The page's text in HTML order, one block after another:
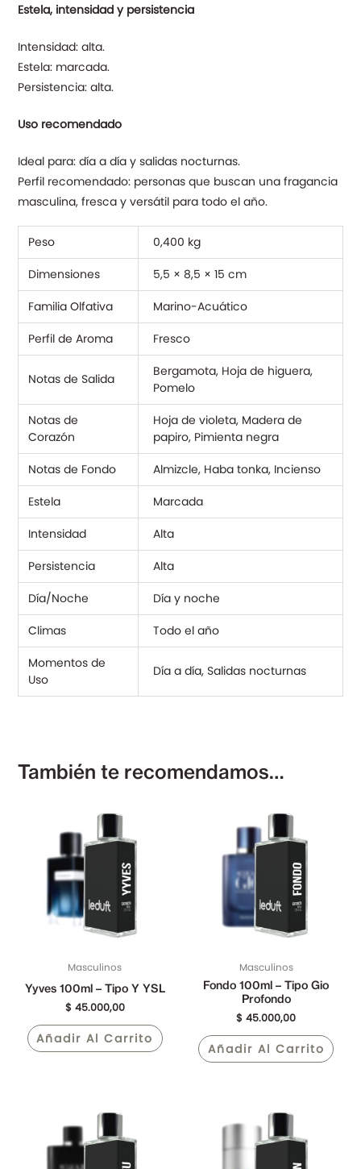
Estela, intensidad y persistencia
Intensidad: alta.
Estela: marcada.
Persistencia: alta.
Uso recomendado
Ideal para: día a día y salidas nocturnas.
Perfil recomendado: personas que buscan una fragancia
masculina, fresca y versátil para todo el año.
Peso
0,400 kg
Dimensiones
5,5 × 8,5 × 15 cm
Familia Olfativa
Marino-Acuático
Perfil de Aroma
Fresco
Notas de Salida
Bergamota, Hoja de higuera,
Pomelo
Notas de
Corazón
Hoja de violeta, Madera de
papiro, Pimienta negra
Notas de Fondo
Almizcle, Haba tonka, Incienso
Estela
Marcada
Intensidad
Alta
Persistencia
Alta
Día/Noche
Día y noche
Climas
Todo el año
Momentos de
Uso
Día a día, Salidas nocturnas
También te recomendamos…
Masculinos
Yyves 100ml – Tipo Y YSL
$ 45.000,00
Añadir Al Carrito
Masculinos
Fondo 100ml – Tipo Gio
Profondo
$ 45.000,00
Añadir Al Carrito